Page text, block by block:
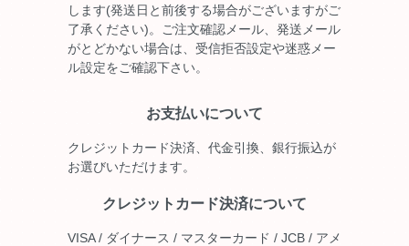
します(発送日と前後する場合がございますがご
了承ください)。ご注文確認メール、発送メール
がとどかない場合は、受信拒否設定や迷惑メー
ル設定をご確認下さい。
お支払いについて
クレジットカード決済、代金引換、銀行振込が
お選びいただけます。
クレジットカード決済について
VISA / ダイナース / マスターカード / JCB / アメ